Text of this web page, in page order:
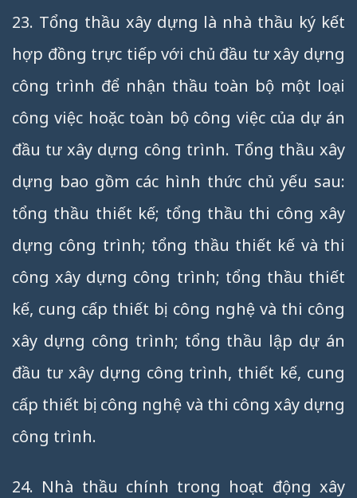
23. Tổng thầu xây dựng là nhà thầu ký kết
hợp đồng trực tiếp với chủ đầu tư xây dựng
công trình để nhận thầu toàn bộ một loại
công việc hoặc toàn bộ công việc của dự án
đầu tư xây dựng công trình. Tổng thầu xây
dựng bao gồm các hình thức chủ yếu sau:
tổng thầu thiết kế; tổng thầu thi công xây
dựng công trình; tổng thầu thiết kế và thi
công xây dựng công trình; tổng thầu thiết
kế, cung cấp thiết bị công nghệ và thi công
xây dựng công trình; tổng thầu lập dự án
đầu tư xây dựng công trình, thiết kế, cung
cấp thiết bị công nghệ và thi công xây dựng
công trình.
24. Nhà thầu chính trong hoạt động xây